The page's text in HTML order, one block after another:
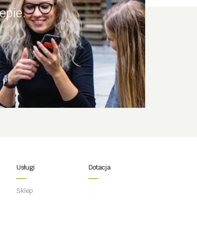
Usługi
Sklep
Dotacja